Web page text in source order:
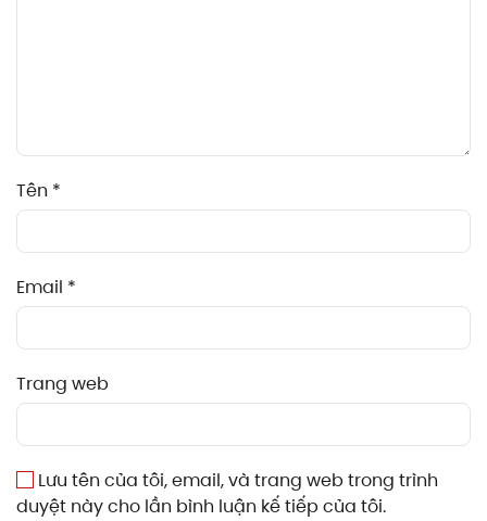
Tên *
Email *
Trang web
Lưu tên của tôi, email, và trang web trong trình
duyệt này cho lần bình luận kế tiếp của tôi.